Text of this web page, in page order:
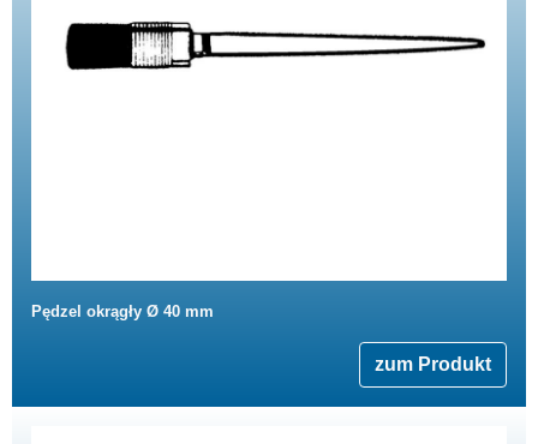
Pędzel okrągły Ø 40 mm
zum Produkt